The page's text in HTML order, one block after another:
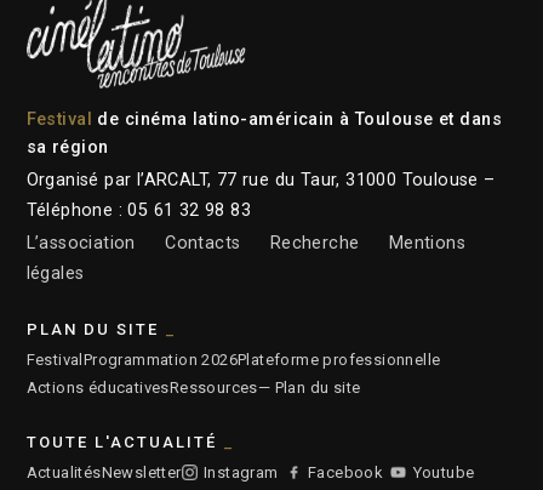
Festival
de cinéma latino-américain à Toulouse et dans
sa région
Organisé par l’ARCALT, 77 rue du Taur, 31000 Toulouse –
Téléphone : 05 61 32 98 83
L’association
Contacts Recherche
Mentions
légales
PLAN DU SITE
Festival Programmation 2026Plateforme professionnelle
Actions éducativesRessources— Plan du site
TOUTE L'ACTUALITÉ
ActualitésNewsletter Instagram Facebook Youtube